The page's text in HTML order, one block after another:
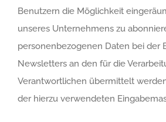
Benutzern die Möglichkeit
unseres Unternehmens zu
personenbezogenen Daten bei der
Newsletters an den für die
Verantwortlichen übermittelt
der hierzu verwendeten